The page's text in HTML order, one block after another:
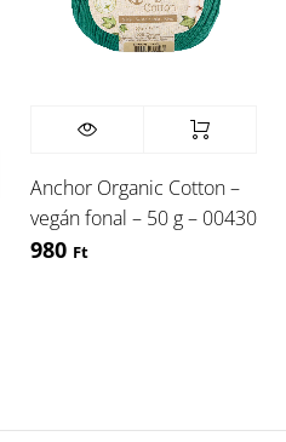
Anchor Organic Cotton –
vegán fonal – 50 g – 00430
980 Ft